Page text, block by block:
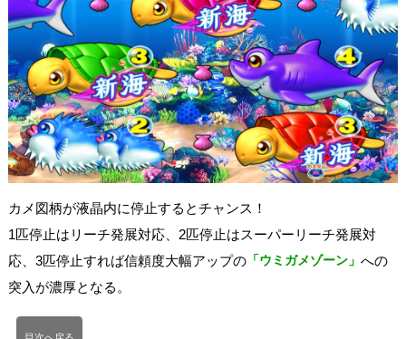
カメ図柄が液晶内に停止するとチャンス！
1匹停止はリーチ発展対応、2匹停止はスーパーリーチ発展対
応、3匹停止すれば信頼度大幅アップの「ウミガメゾーン」 への
突入が濃厚となる。